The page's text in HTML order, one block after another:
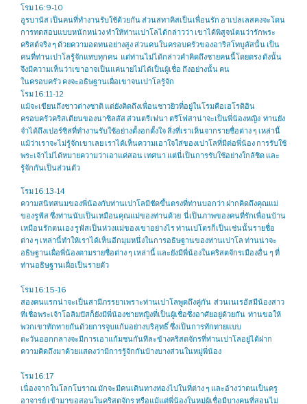
โรม 16:9-10
อูรบานัส เป็นคนที่ทำงานรับใช้ด้วยกัน ส่วนสทาคิสเป็นเพื่อนรัก อาเปลเลสคงจะโดน
การทดสอบแบบหนักหน่วง ทำให้ท่านเปาโลได้กล่าวว่า เขาได้พิสูจน์ตนว่ารักพระ
คริสต์จริง ๆ ด้วยความอดทนอย่างสูง ส่วนคนในครอบครัวของอาริสโทบูลัสนั้น เป็น
คนที่ท่านเปาโลรู้จักแทบทุกคน แต่ท่านไม่ได้กล่าวคำคิดถึงชายคนนี้โดยตรง ดังนั้น
จึงมีความเห็นว่าเขาอาจเป็นแค่นายไม่ได้เป็นผู้เชื่อ ถึงอย่างนั้น คน
ในครอบครัว คงจะอธิษฐานเผื่อเขาจนเปาโลรู้จัก
โรม 16:11-12
แม้จะเขียนถึงชาวต่างชาติ แต่ยังคิดถึงเพื่อนชาวยิวที่อยู่ในโรมคือเฮโรดิอิน
ครอบครัวคริสเตียนของนาซิลสัส ส่วนตรีเฟนา ตรีโฟสาน่าจะเป็นพี่น้องหญิง ท่านยัง
จำได้ถึงเปอร์ซิสที่ทำงานรับใช้อย่างตั้งอกตั้งใจ สิ่งที่เราเห็นจากรายชื่อต่าง ๆ เหล่านี้
แม้ว่าเราจะไม่รู้จักเขาเลย เราได้เห็นความเอาใจใส่ของเปาโลที่มีต่อพี่น้อง การรับใช้
พระเจ้าไม่ได้หมายความว่าเอาแค่สอน เทศนา แต่นี่เป็นการรับใช้อย่างใกล้ชิด และ
รู้จักกันเป็นส่วนตัว
โรม 16:13-14
ความสนิทสนมของพี่น้องกับท่านเปาโลมีชัดขึ้นตรงที่ท่านบอกว่า ฝากคิดถึงคุณแม่
ของรูฟัส ซึ่งท่านนับเป็นเหมือนคุณแม่ของท่านด้วย นี่เป็นภาพของคนที่รักเพื่อนบ้าน
เหมือนรักตนเอง รูฟัสเป็นห่วงแม่ของเขาอย่างไร ท่านเปโตรก็เป็นเช่นนั้นรายชื่อ
ต่าง ๆ เหล่านี้ทำให้เราได้เห็นอีกมุมหนึ่งในการอธิษฐานของท่านเปาโล ท่านน่าจะ
อธิษฐานเผื่อพี่น้องตามรายชื่อต่าง ๆ เหล่านี้ และยังมีพี่น้องในคริสตจักรเมืองอื่น ๆ ที่
ท่านอธิษฐานเผื่อเป็นรายตัว
โรม 16:15-16
สองคนแรกน่าจะเป็นสามีภรรยาเพราะท่านเปาโลพูดถึงคู่กัน ส่วนเนเรอัสมีน้องสาว
ที่เชื่อพระเจ้าโอลิมปัสก็ยังมีพี่น้องชายหญิงที่เป็นผู้เชื่อซึ่งอาศัยอยู่ด้วยกัน ท่านขอให้
พวกเขาทักทายกันด้วยการจูบแก้มอย่างบริสุทธิ์ ซึ่งเป็นการทักทายแบบ
ตะวันออกกลางจะมีการเอาแก้มชนกันทีละข้างคริสตจักรที่ท่านเปาโลอยู่ได้ฝาก
ความคิดถึงมาด้วยแสดงว่ามีการรู้จักกันบ้างบางส่วนในหมู่พี่น้อง
โรม 16:17
เนื่องจากในโลกโบราณ มักจะมีคนเดินทางท่องไปในที่ต่าง ๆ และอ้างว่าตนเป็นครู
อาจารย์ เข้ามาขอสอนในคริสตจักร หรือแม้แต่พี่น้องในหมู่ผู้เชื่อมีบางคนที่สอนไม่